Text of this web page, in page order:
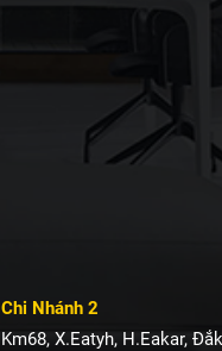
Chi Nhánh 2
Km68, X.Eatyh, H.Eakar,